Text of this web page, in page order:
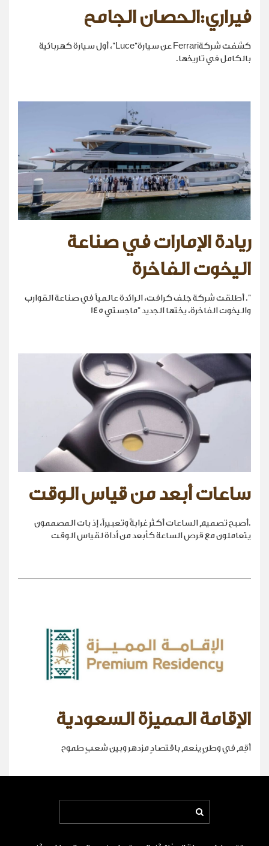
فيراري:الحصان الجامح
كشفت شركةFerrari عن سيارة“Luce”، أول سيارة كهربائية
بالكامل في تاريخها.
ريادة الإمارات في صناعة
اليخوت الفاخرة
". أطلقت شركة جلف كرافت، الرائدة عالمياً في صناعة القوارب
واليخوت الفاخرة، يختها الجديد "ماجستي 145
ساعات أبعد من قياس الوقت
.أصبح تصميم الساعات أكثر غرابةً وتعبيراً، إذ بات المصممون
يتعاملون مع قرص الساعة كأبعد من أداة لقياس الوقت
الإقامة المميزة السعودية
أقِم في وطنٍ ينعم باقتصادٍ مزدهر وبين شعبٍ طموح